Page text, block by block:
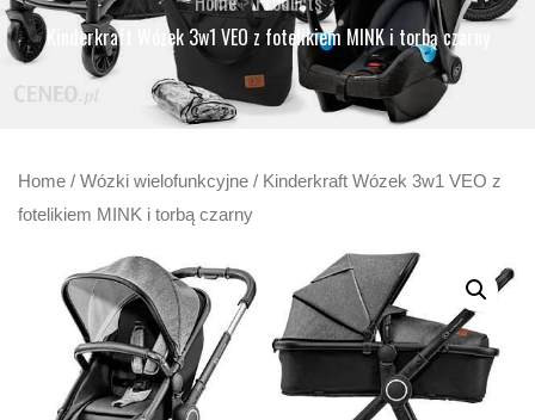
Kinderkraft Wózek 3w1 VEO z fotelikiem MINK i torbą czarny
Home / Wózki wielofunkcyjne / Kinderkraft Wózek 3w1 VEO z
fotelikiem MINK i torbą czarny